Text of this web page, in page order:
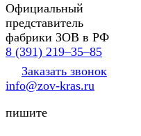
Официальный
представитель
фабрики ЗОВ в РФ
8 (391) 219‒35‒85
Заказать звонок
info@zov-kras.ru
пишите